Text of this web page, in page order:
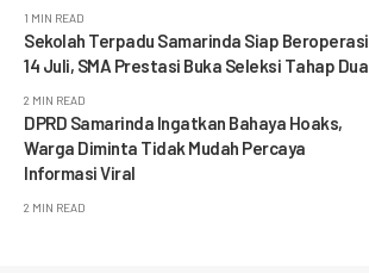
1 MIN READ
Sekolah Terpadu Samarinda Siap Beroperasi
14 Juli, SMA Prestasi Buka Seleksi Tahap Dua
2 MIN READ
DPRD Samarinda Ingatkan Bahaya Hoaks,
Warga Diminta Tidak Mudah Percaya
Informasi Viral
2 MIN READ